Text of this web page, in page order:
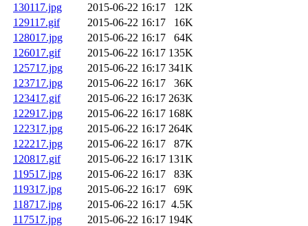
130117.jpg
2015-06-22 16:17
12K
129117.gif
2015-06-22 16:17
16K
128017.jpg
2015-06-22 16:17
64K
126017.gif
2015-06-22 16:17 135K
125717.jpg
2015-06-22 16:17 341K
123717.jpg
2015-06-22 16:17
36K
123417.gif
2015-06-22 16:17 263K
122917.jpg
2015-06-22 16:17 168K
122317.jpg
2015-06-22 16:17 264K
122217.jpg
2015-06-22 16:17
87K
120817.gif
2015-06-22 16:17 131K
119517.jpg
2015-06-22 16:17
83K
119317.jpg
2015-06-22 16:17
69K
118717.jpg
2015-06-22 16:17 4.5K
117517.jpg
2015-06-22 16:17 194K